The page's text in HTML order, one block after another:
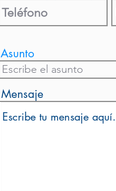
Asunto
Mensaje